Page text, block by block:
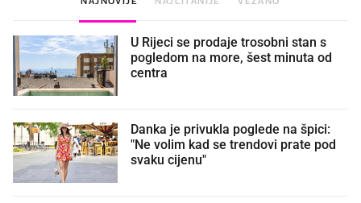
U Rijeci se prodaje trosobni stan s
pogledom na more, šest minuta od
centra
Danka je privukla poglede na špici:
"Ne volim kad se trendovi prate pod
svaku cijenu"